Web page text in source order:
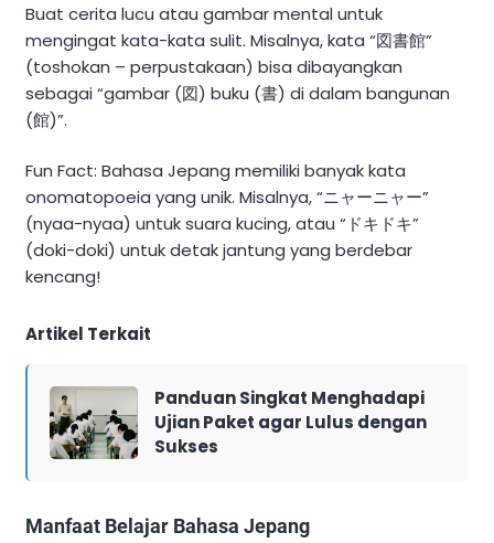
Buat cerita lucu atau gambar mental untuk
mengingat kata-kata sulit. Misalnya, kata “図書館”
(toshokan – perpustakaan) bisa dibayangkan
sebagai “gambar (図) buku (書) di dalam bangunan
(館)”.
Fun Fact: Bahasa Jepang memiliki banyak kata
onomatopoeia yang unik. Misalnya, “ニャーニャー”
(nyaa-nyaa) untuk suara kucing, atau “ドキドキ”
(doki-doki) untuk detak jantung yang berdebar
kencang!
Artikel Terkait
Panduan Singkat Menghadapi
Ujian Paket agar Lulus dengan
Sukses
Manfaat Belajar Bahasa Jepang